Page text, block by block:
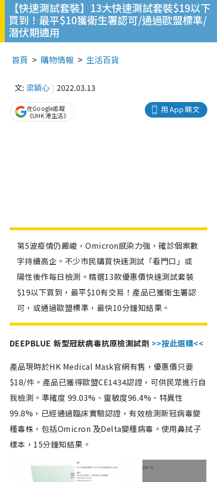
【快速測試套裝】13大快速測試套裝$19以下
買到！最平$10獲衛生署認可/通過歐盟標準/
潛伏期適用
首頁 購物情報 生活百貨
文: 梁穎心 2022.03.13
用 App 睇文
在Google追蹤
《UHK 港生活》
第5波疫情仍嚴峻，Omicron感染力強，確診個案數
字持續高企。不少市民購買快速測試「看門口」或
陽性後作每日檢測。精選13款優惠價快速測試套裝
$19以下買到，最平$10有交易！產品已獲衛生署認
可，或通過歐盟標準，最快10分鐘知結果。
DEEPBLUE 新型冠狀病毒抗原檢測試劑 >>按此選購<<
產品現時於HK Medical Mask官網有售，優惠價只要
$18/件。產品已獲得歐盟CE1434認證，可供民眾進行自
我檢測。準確度 99.03%、靈敏度96.4%、特異性
99.8%，已經通過臨床實驗認證，有效檢測新冠病毒變
種毒株，包括Omicron 及Delta變種病毒。使用鼻拭子
樣本，15分鐘知結果。